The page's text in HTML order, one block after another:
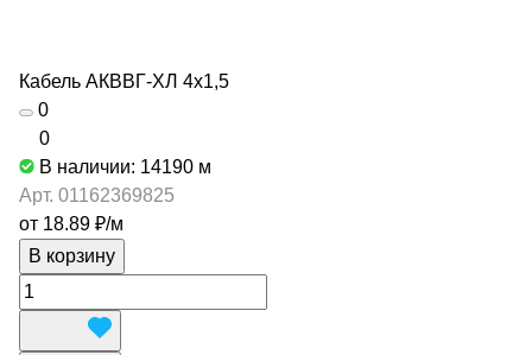
Кабель АКВВГ-ХЛ 4х1,5
0
0
В наличии: 14190 м
Арт. 01162369825
от 18.89 ₽/м
В корзину